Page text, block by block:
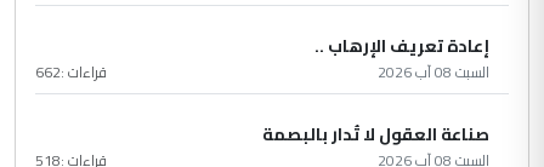
إعادة تعريف الإرهاب ..
السبت 08 آب 2026 قراءات :662
صناعة العقول لا تُدار بالبصمة
السبت 08 آب 2026 قراءات :518